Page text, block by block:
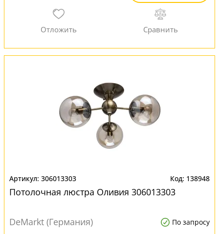
306013303 138948
Потолочная люстра Оливия 306013303
DeMarkt (Германия) По запросу